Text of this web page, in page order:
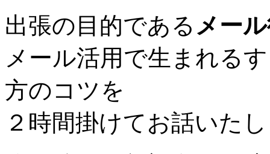
出張の目的である メー
メール活用で生まれる
方のコツを
２時間掛けてお話いた